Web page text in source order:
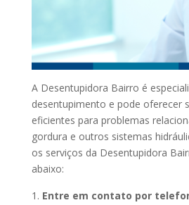
A Desentupidora Bairro é
desentupimento e pode oferecer
eficientes para problemas
gordura e outros sistemas
os serviços da Desentupidora
abaixo:
Entre em contato por